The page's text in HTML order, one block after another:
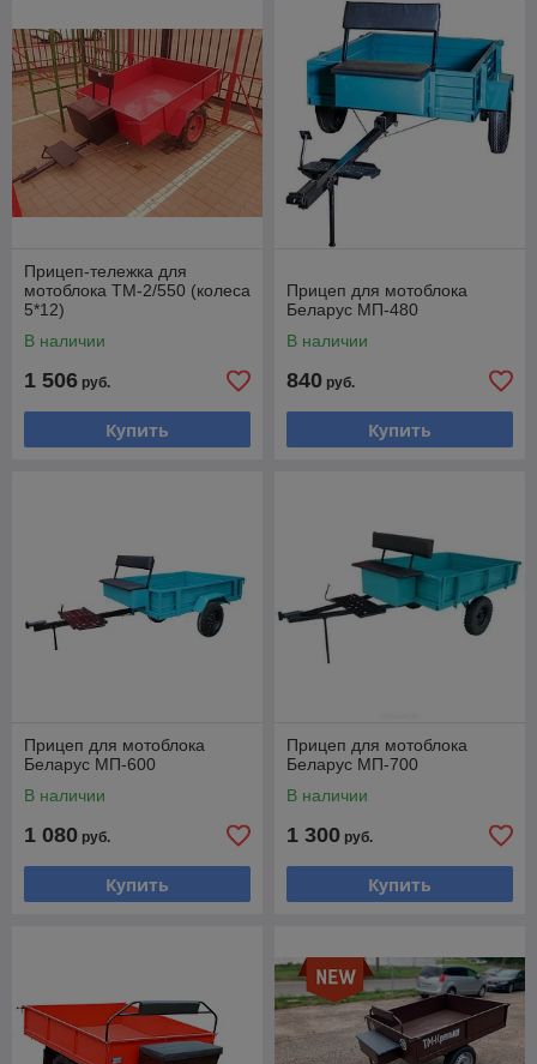
Прицеп-тележка для
мотоблока ТМ-2/550 (колеса
5*12)
В наличии
1 506 руб.
Купить
Прицеп для мотоблока
Беларус МП-480
В наличии
840 руб.
Купить
Прицеп для мотоблока
Беларус МП-600
В наличии
1 080 руб.
Купить
Прицеп для мотоблока
Беларус МП-700
В наличии
1 300 руб.
Купить